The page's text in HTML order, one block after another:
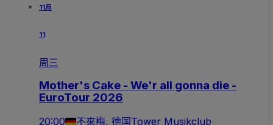
11月
11
周三
Mother's Cake - We'r all gonna die -
EuroTour 2026
20:00 不來梅, 德国Tower Musikclub